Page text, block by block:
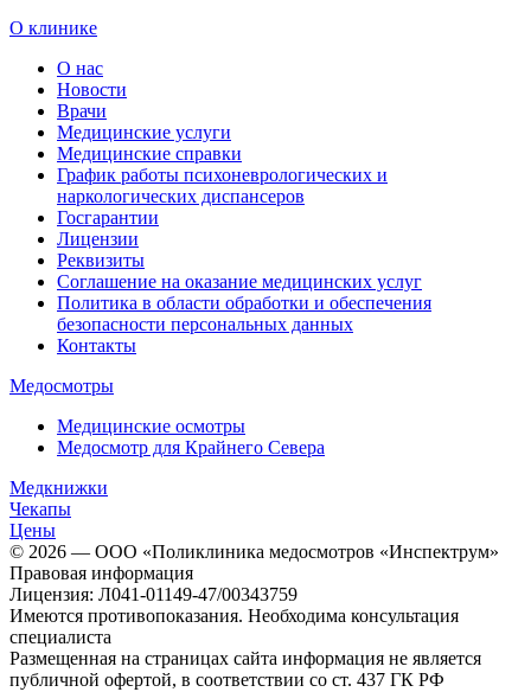
О клинике
О нас
Новости
Врачи
Медицинские услуги
Медицинские справки
График работы психоневрологических и
наркологических диспансеров
Госгарантии
Лицензии
Реквизиты
Соглашение на оказание медицинских услуг
Политика в области обработки и обеспечения
безопасности персональных данных
Контакты
Медосмотры
Медицинские осмотры
Медосмотр для Крайнего Севера
Медкнижки
Чекапы
Цены
© 2026 — ООО «Поликлиника медосмотров «Инспектрум»
Правовая информация
Лицензия: Л041-01149-47/00343759
Имеются противопоказания. Необходима консультация
специалиста
Размещенная на страницах сайта информация не является
публичной офертой, в соответствии со ст. 437 ГК РФ